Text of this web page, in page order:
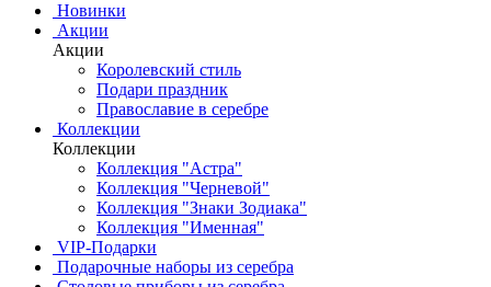
Новинки
Акции
Акции
Королевский стиль
Подари праздник
Православие в серебре
Коллекции
Коллекции
Коллекция "Астра"
Коллекция "Черневой"
Коллекция "Знаки Зодиака"
Коллекция "Именная"
VIP-Подарки
Подарочные наборы из серебра